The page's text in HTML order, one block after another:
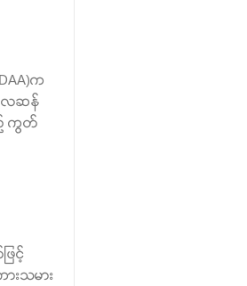
က
လဆန်
ည် ကွတ်
ြင့်
းသမား